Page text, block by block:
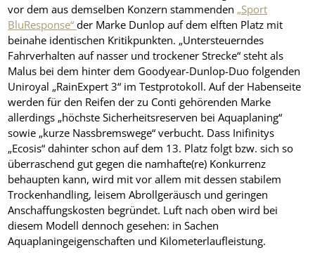
vor dem aus demselben Konzern stammenden „Sport
BluResponse“der Marke Dunlop auf dem elften Platz mit
beinahe identischen Kritikpunkten. „Untersteuerndes
Fahrverhalten auf nasser und trockener Strecke“ steht als
Malus bei dem hinter dem Goodyear-Dunlop-Duo folgenden
Uniroyal „RainExpert 3“ im Testprotokoll. Auf der Habenseite
werden für den Reifen der zu Conti gehörenden Marke
allerdings „höchste Sicherheitsreserven bei Aquaplaning“
sowie „kurze Nassbremswege“ verbucht. Dass Inifinitys
„Ecosis“ dahinter schon auf dem 13. Platz folgt bzw. sich so
überraschend gut gegen die namhafte(re) Konkurrenz
behaupten kann, wird mit vor allem mit dessen stabilem
Trockenhandling, leisem Abrollgeräusch und geringen
Anschaffungskosten begründet. Luft nach oben wird bei
diesem Modell dennoch gesehen: in Sachen
Aquaplaningeigenschaften und Kilometerlaufleistung.